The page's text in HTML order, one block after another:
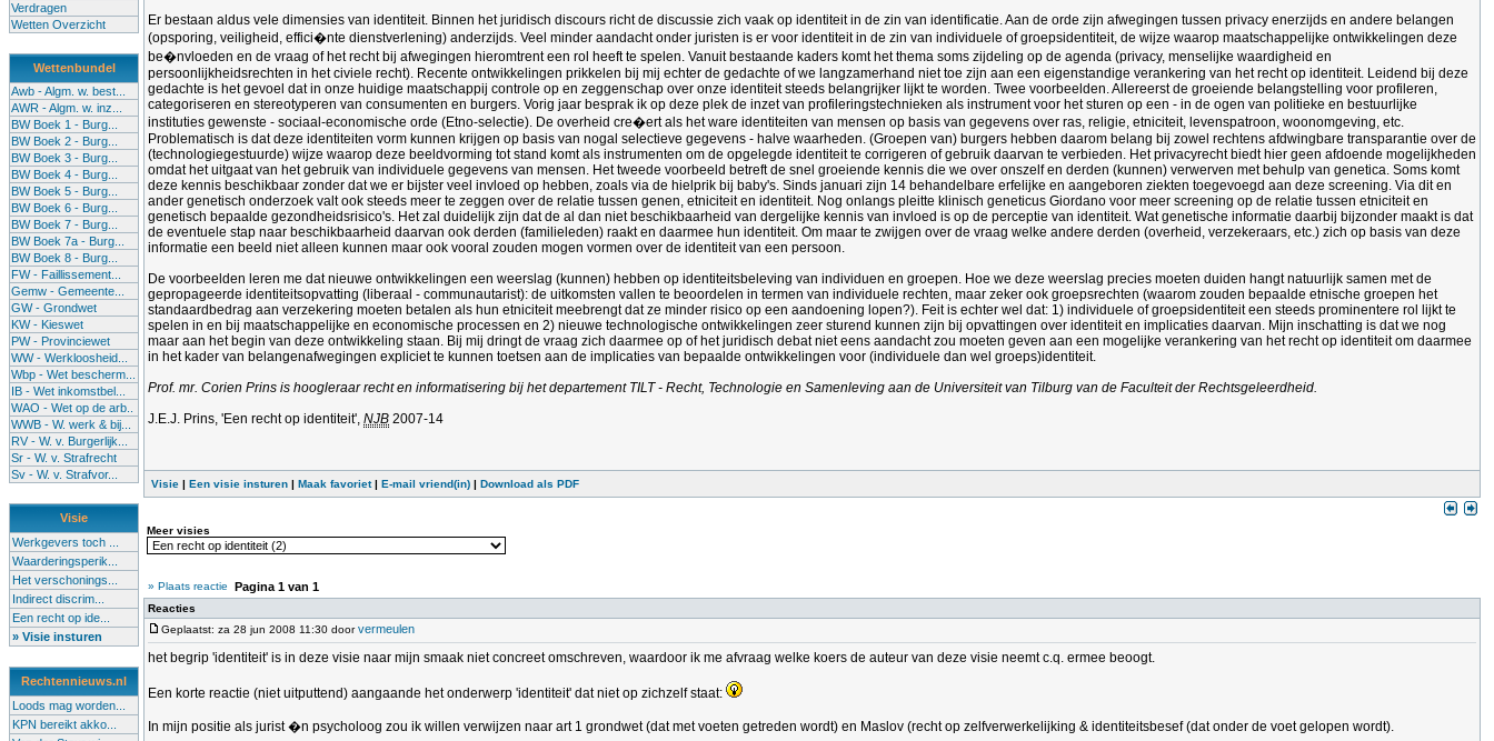
Verdragen
Wetten Overzicht
Wettenbundel
Awb - Algm. w. best...
AWR - Algm. w. inz...
BW Boek 1 - Burg...
BW Boek 2 - Burg...
BW Boek 3 - Burg...
BW Boek 4 - Burg...
BW Boek 5 - Burg...
BW Boek 6 - Burg...
BW Boek 7 - Burg...
BW Boek 7a - Burg...
BW Boek 8 - Burg...
FW - Faillissement...
Gemw - Gemeente...
GW - Grondwet
KW - Kieswet
PW - Provinciewet
WW - Werkloosheid...
Wbp - Wet bescherm...
IB - Wet inkomstbel...
WAO - Wet op de arb..
WWB - W. werk & bij...
RV - W. v. Burgerlijk...
Sr - W. v. Strafrecht
Sv - W. v. Strafvor...
Visie
Werkgevers toch ...
Waarderingsperik...
Het verschonings...
Indirect discrim...
Een recht op ide...
» Visie insturen
Rechtennieuws.nl
Loods mag worden...
KPN bereikt akko...
Er bestaan aldus vele dimensies van identiteit. Binnen het juridisch discours richt de discussie zich vaak op identiteit in de zin van identificatie. Aan de orde zijn afwegingen tussen privacy enerzijds en andere belangen
(opsporing, veiligheid, effici�nte dienstverlening) anderzijds. Veel minder aandacht onder juristen is er voor identiteit in de zin van individuele of groepsidentiteit, de wijze waarop maatschappelijke ontwikkelingen deze
be�nvloeden en de vraag of het recht bij afwegingen hieromtrent een rol heeft te spelen. Vanuit bestaande kaders komt het thema soms zijdeling op de agenda (privacy, menselijke waardigheid en
persoonlijkheidsrechten in het civiele recht). Recente ontwikkelingen prikkelen bij mij echter de gedachte of we langzamerhand niet toe zijn aan een eigenstandige verankering van het recht op identiteit. Leidend bij deze
gedachte is het gevoel dat in onze huidige maatschappij controle op en zeggenschap over onze identiteit steeds belangrijker lijkt te worden. Twee voorbeelden. Allereerst de groeiende belangstelling voor profileren,
categoriseren en stereotyperen van consumenten en burgers. Vorig jaar besprak ik op deze plek de inzet van profileringstechnieken als instrument voor het sturen op een - in de ogen van politieke en bestuurlijke
instituties gewenste - sociaal-economische orde (Etno-selectie). De overheid cre�ert als het ware identiteiten van mensen op basis van gegevens over ras, religie, etniciteit, levenspatroon, woonomgeving, etc.
Problematisch is dat deze identiteiten vorm kunnen krijgen op basis van nogal selectieve gegevens - halve waarheden. (Groepen van) burgers hebben daarom belang bij zowel rechtens afdwingbare transparantie over de
(technologiegestuurde) wijze waarop deze beeldvorming tot stand komt als instrumenten om de opgelegde identiteit te corrigeren of gebruik daarvan te verbieden. Het privacyrecht biedt hier geen afdoende mogelijkheden
omdat het uitgaat van het gebruik van individuele gegevens van mensen. Het tweede voorbeeld betreft de snel groeiende kennis die we over onszelf en derden (kunnen) verwerven met behulp van genetica. Soms komt
deze kennis beschikbaar zonder dat we er bijster veel invloed op hebben, zoals via de hielprik bij baby's. Sinds januari zijn 14 behandelbare erfelijke en aangeboren ziekten toegevoegd aan deze screening. Via dit en
ander genetisch onderzoek valt ook steeds meer te zeggen over de relatie tussen genen, etniciteit en identiteit. Nog onlangs pleitte klinisch geneticus Giordano voor meer screening op de relatie tussen etniciteit en
genetisch bepaalde gezondheidsrisico's. Het zal duidelijk zijn dat de al dan niet beschikbaarheid van dergelijke kennis van invloed is op de perceptie van identiteit. Wat genetische informatie daarbij bijzonder maakt is dat
de eventuele stap naar beschikbaarheid daarvan ook derden (familieleden) raakt en daarmee hun identiteit. Om maar te zwijgen over de vraag welke andere derden (overheid, verzekeraars, etc.) zich op basis van deze
informatie een beeld niet alleen kunnen maar ook vooral zouden mogen vormen over de identiteit van een persoon.
De voorbeelden leren me dat nieuwe ontwikkelingen een weerslag (kunnen) hebben op identiteitsbeleving van individuen en groepen. Hoe we deze weerslag precies moeten duiden hangt natuurlijk samen met de
gepropageerde identiteitsopvatting (liberaal - communautarist): de uitkomsten vallen te beoordelen in termen van individuele rechten, maar zeker ook groepsrechten (waarom zouden bepaalde etnische groepen het
standaardbedrag aan verzekering moeten betalen als hun etniciteit meebrengt dat ze minder risico op een aandoening lopen?). Feit is echter wel dat: 1) individuele of groepsidentiteit een steeds prominentere rol lijkt te
spelen in en bij maatschappelijke en economische processen en 2) nieuwe technologische ontwikkelingen zeer sturend kunnen zijn bij opvattingen over identiteit en implicaties daarvan. Mijn inschatting is dat we nog
maar aan het begin van deze ontwikkeling staan. Bij mij dringt de vraag zich daarmee op of het juridisch debat niet eens aandacht zou moeten geven aan een mogelijke verankering van het recht op identiteit om daarmee
in het kader van belangenafwegingen expliciet te kunnen toetsen aan de implicaties van bepaalde ontwikkelingen voor (individuele dan wel groeps)identiteit.
Prof. mr. Corien Prins is hoogleraar recht en informatisering bij het departement TILT - Recht, Technologie en Samenleving aan de Universiteit van Tilburg van de Faculteit der Rechtsgeleerdheid.
J.E.J. Prins, 'Een recht op identiteit', NJB 2007-14
Visie | Een visie insturen | Maak favoriet| E-mail vriend(in) | Download als PDF
Meer visies
» Plaats reactie Pagina 1 van 1
Reacties
Geplaatst: za 28 jun 2008 11:30 doorvermeulen
het begrip 'identiteit' is in deze visie naar mijn smaak niet concreet omschreven, waardoor ik me afvraag welke koers de auteur van deze visie neemt c.q. ermee beoogt.
Een korte reactie (niet uitputtend) aangaande het onderwerp 'identiteit' dat niet op zichzelf staat:
In mijn positie als jurist �n psycholoog zou ik willen verwijzen naar art 1 grondwet (dat met voeten getreden wordt) en Maslov (recht op zelfverwerkelijking & identiteitsbesef (dat onder de voet gelopen wordt).